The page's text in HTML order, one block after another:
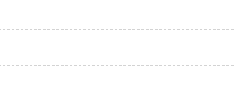
THE MIDTERM EXAM DATES